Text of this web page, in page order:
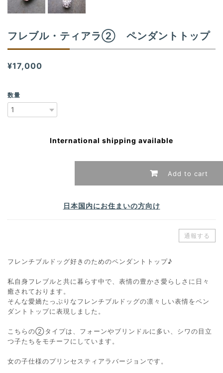
フレブル・ティアラ➁ ペンダントトップ
¥17,000
数量
International shipping available
Add to cart
日本国内にお住まいの方向け
通報する
フレンチブルドッグ好きのためのペンダントトップ♪
私自身フレブルと共に暮らす中で、表情の豊かさ愛らしさに日々
癒されております。
そんな愛嬌たっぷりなフレンチブルドッグの凛々しい表情をペン
ダントトップに表現しました。
こちらの➁タイプは、フォーンやブリンドルに多い、シワの目立
つ子たちをモチーフにしています。
女の子仕様のプリンセスティアラバージョンです。